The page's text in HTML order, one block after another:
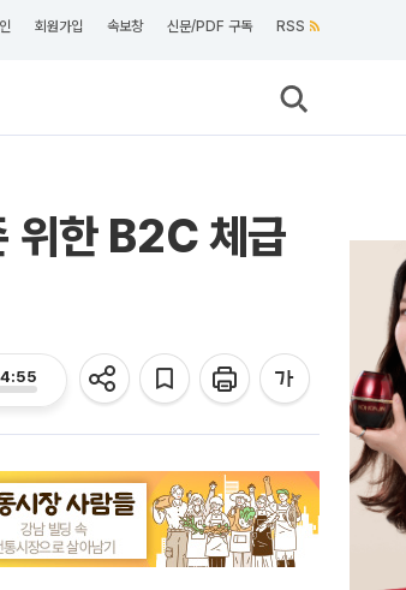
회원가입 속보창 신문/PDF 구독 RSS
위한 B2C 체급